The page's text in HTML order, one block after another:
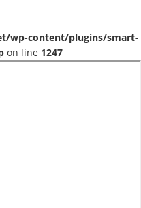
wp-content/plugins/smart-
on line 1247